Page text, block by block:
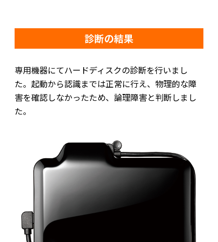
診断の結果
専用機器にてハードディスクの診断を行いまし
た。起動から認識までは正常に行え、物理的な障
害を確認しなかったため、論理障害と判断しまし
た。